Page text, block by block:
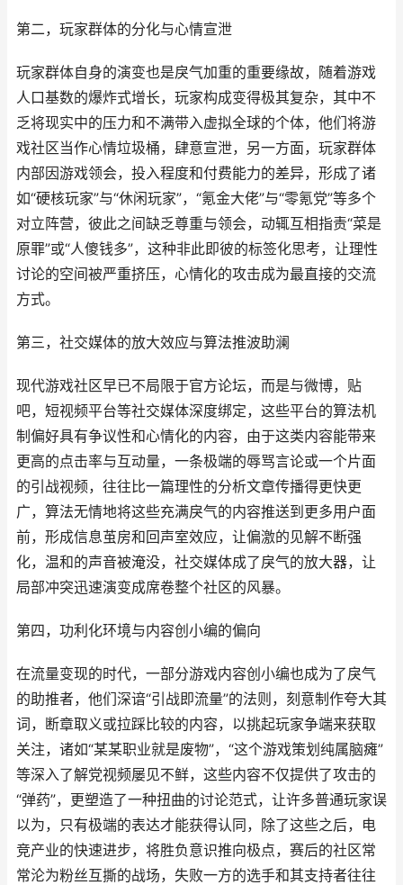
第二，玩家群体的分化与心情宣泄
玩家群体自身的演变也是戾气加重的重要缘故，随着游戏
人口基数的爆炸式增长，玩家构成变得极其复杂，其中不
乏将现实中的压力和不满带入虚拟全球的个体，他们将游
戏社区当作心情垃圾桶，肆意宣泄，另一方面，玩家群体
内部因游戏领会，投入程度和付费能力的差异，形成了诸
如“硬核玩家”与“休闲玩家”，“氪金大佬”与“零氪党”等多个
对立阵营，彼此之间缺乏尊重与领会，动辄互相指责“菜是
原罪”或“人傻钱多”，这种非此即彼的标签化思考，让理性
讨论的空间被严重挤压，心情化的攻击成为最直接的交流
方式。
第三，社交媒体的放大效应与算法推波助澜
现代游戏社区早已不局限于官方论坛，而是与微博，贴
吧，短视频平台等社交媒体深度绑定，这些平台的算法机
制偏好具有争议性和心情化的内容，由于这类内容能带来
更高的点击率与互动量，一条极端的辱骂言论或一个片面
的引战视频，往往比一篇理性的分析文章传播得更快更
广，算法无情地将这些充满戾气的内容推送到更多用户面
前，形成信息茧房和回声室效应，让偏激的见解不断强
化，温和的声音被淹没，社交媒体成了戾气的放大器，让
局部冲突迅速演变成席卷整个社区的风暴。
第四，功利化环境与内容创小编的偏向
在流量变现的时代，一部分游戏内容创小编也成为了戾气
的助推者，他们深谙“引战即流量”的法则，刻意制作夸大其
词，断章取义或拉踩比较的内容，以挑起玩家争端来获取
关注，诸如“某某职业就是废物”，“这个游戏策划纯属脑瘫”
等深入了解党视频屡见不鲜，这些内容不仅提供了攻击的
“弹药”，更塑造了一种扭曲的讨论范式，让许多普通玩家误
以为，只有极端的表达才能获得认同，除了这些之后，电
竞产业的快速进步，将胜负意识推向极点，赛后的社区常
常沦为粉丝互撕的战场，失败一方的选手和其支持者往往